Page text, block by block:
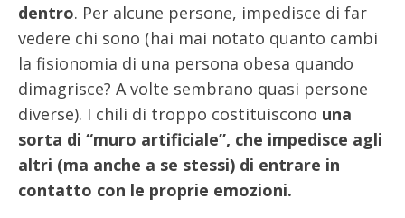
dentro. Per alcune persone, impedisce di far
vedere chi sono (hai mai notato quanto cambi
la fisionomia di una persona obesa quando
dimagrisce? A volte sembrano quasi persone
diverse). I chili di troppo costituiscono una
sorta di “muro artificiale”, che impedisce agli
altri (ma anche a se stessi) di entrare in
contatto con le proprie emozioni.